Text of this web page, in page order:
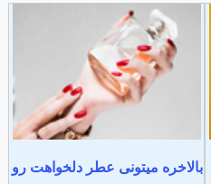
بالاخره میتونی عطر دلخواهت رو